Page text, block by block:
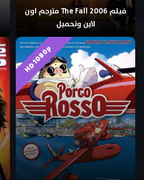
فيلم The Fall 2006 مترجم اون
لاين وتحميل
HD 1080p